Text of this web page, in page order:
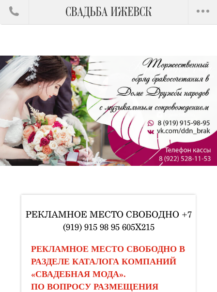
РЕКЛАМНОЕ МЕСТО СВОБОДНО +7
(919) 915 98 95 605X215
РЕКЛАМНОЕ МЕСТО СВОБОДНО В
РАЗДЕЛЕ КАТАЛОГА КОМПАНИЙ
«СВАДЕБНАЯ МОДА».
ПО ВОПРОСУ РАЗМЕЩЕНИЯ